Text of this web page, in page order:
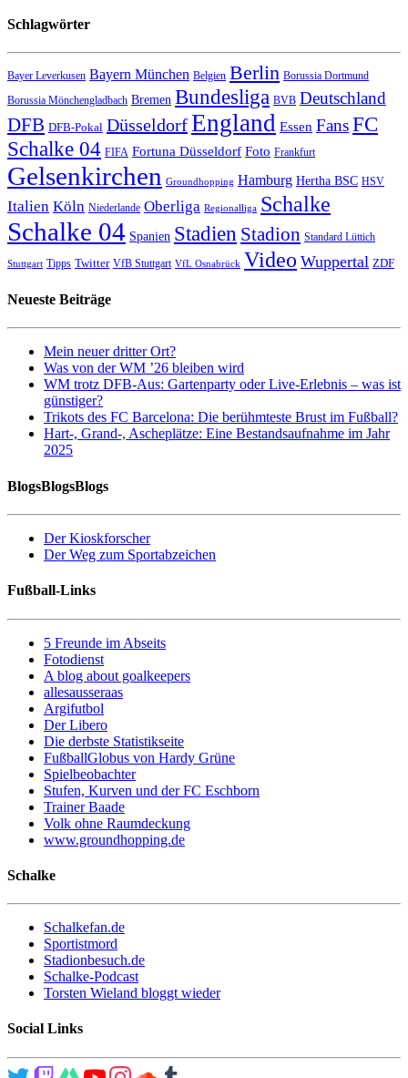
Schlagwörter
Bayer Leverkusen Bayern München Belgien Berlin Borussia Dortmund
Borussia Mönchengladbach Bremen Bundesliga BVB Deutschland
DFB DFB-Pokal DüsseldorfEngland Essen FansFC
Schalke 04 FIFA Fortuna Düsseldorf Foto Frankfurt
Gelsenkirchen Groundhopping Hamburg Hertha BSC HSV
Italien Köln Niederlande Oberliga Regionalliga Schalke
Schalke 04 Spanien Stadien Stadion Standard Lüttich
Stuttgart Tipps Twitter VfB Stuttgart VfL Osnabrück Video Wuppertal ZDF
Neueste Beiträge
Mein neuer dritter Ort?
Was von der WM ’26 bleiben wird
WM trotz DFB-Aus: Gartenparty oder Live-Erlebnis – was ist
günstiger?
Trikots des FC Barcelona: Die berühmteste Brust im Fußball?
Hart-, Grand-, Ascheplätze: Eine Bestandsaufnahme im Jahr
2025
BlogsBlogsBlogs
Der Kioskforscher
Der Weg zum Sportabzeichen
Fußball-Links
5 Freunde im Abseits
Fotodienst
A blog about goalkeepers
allesausseraas
Argifutbol
Der Libero
Die derbste Statistikseite
FußballGlobus von Hardy Grüne
Spielbeobachter
Stufen, Kurven und der FC Eschborn
Trainer Baade
Volk ohne Raumdeckung
www.groundhopping.de
Schalke
Schalkefan.de
Sportistmord
Stadionbesuch.de
Schalke-Podcast
Torsten Wieland bloggt wieder
Social Links